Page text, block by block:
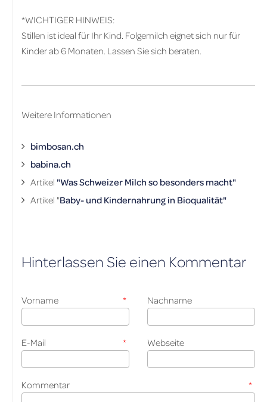
*WICHTIGER HINWEIS:
Stillen ist ideal für Ihr Kind. Folgemilch eignet sich nur für
Kinder ab 6 Monaten. Lassen Sie sich beraten.
Weitere Informationen
bimbosan.ch
babina.ch
Artikel "Was Schweizer Milch so besonders macht"
Artikel "Baby- und Kindernahrung in Bioqualität"
Hinterlassen Sie einen Kommentar
Vorname * Nachname
E-Mail * Webseite
Kommentar *